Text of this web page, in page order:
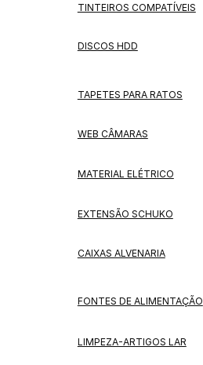
TINTEIROS COMPATÍVEIS
DISCOS HDD
TAPETES PARA RATOS
WEB CÂMARAS
MATERIAL ELÉTRICO
EXTENSÃO SCHUKO
CAIXAS ALVENARIA
FONTES DE ALIMENTAÇÃO
LIMPEZA-ARTIGOS LAR